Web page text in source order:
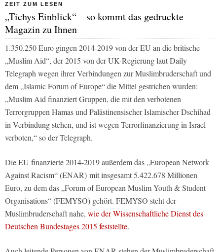
ZEIT ZUM LESEN
„Tichys Einblick“ – so kommt das gedruckte
Magazin zu Ihnen
1.350.250 Euro gingen 2014-2019 von der EU an die britische
„Muslim Aid“, der 2015 von der UK-Regierung laut Daily
Telegraph wegen ihrer Verbindungen zur Muslimbruderschaft und
dem „Islamic Forum of Europe“ die Mittel gestrichen wurden:
„Muslim Aid finanziert Gruppen, die mit den verbotenen
Terrorgruppen Hamas und Palästinensischer Islamischer Dschihad
in Verbindung stehen, und ist wegen Terrorfinanzierung in Israel
verboten,“ so derTelegraph.
Die EU finanzierte 2014-2019 außerdem das „European Network
Against Racism“ (ENAR) mit insgesamt 5.422.678 Millionen
Euro, zu dem das „Forum of European Muslim Youth & Student
Organisations“ (FEMYSO) gehört. FEMYSO steht der
Muslimbruderschaft nahe, wie der Wissenschaftliche Dienst des
Deutschen Bundestages 2015 feststellte.